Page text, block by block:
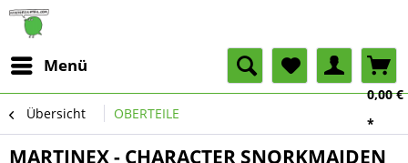
Menü
0,00 €
*
Übersicht OBERTEILE
MARTINEX - CHARACTER SNORKMAIDEN